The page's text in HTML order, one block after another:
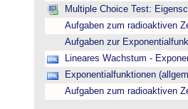
Multiple Choice Test:
Aufgaben zum radioaktiven
Aufgaben zur
Lineares Wachstum -
Exponentialfunktionen
Aufgaben zum radioaktiven